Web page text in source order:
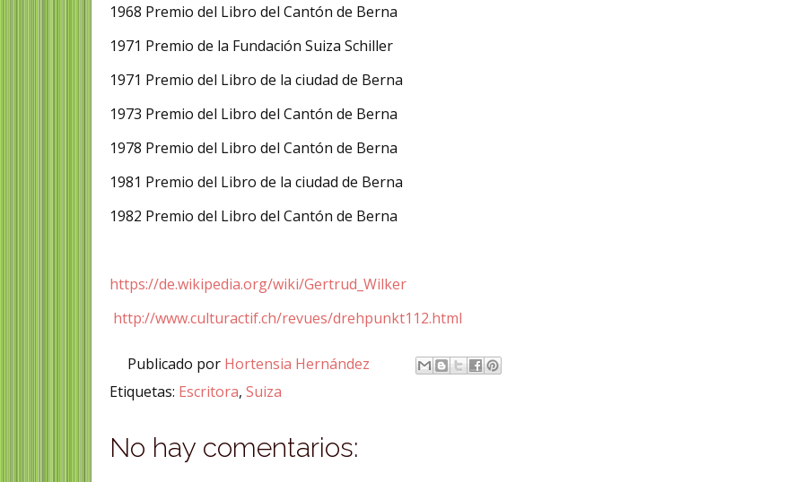
1968 Premio del Libro del Cantón de Berna
1971 Premio de la Fundación Suiza Schiller
1971 Premio del Libro de la ciudad de Berna
1973 Premio del Libro del Cantón de Berna
1978 Premio del Libro del Cantón de Berna
1981 Premio del Libro de la ciudad de Berna
1982 Premio del Libro del Cantón de Berna
https://de.wikipedia.org/wiki/Gertrud_Wilker
http://www.culturactif.ch/revues/drehpunkt112.html
Publicado por Hortensia Hernández
Etiquetas: Escritora,Suiza
No hay comentarios: